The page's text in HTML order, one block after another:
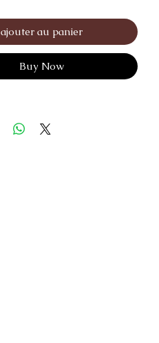
ajouter au panier
Buy Now